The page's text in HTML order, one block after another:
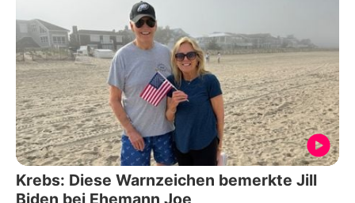
Krebs: Diese Warnzeichen bemerkte Jill